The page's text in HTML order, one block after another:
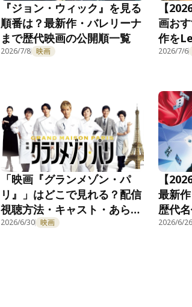
『ジョン・ウィック』を見る
順番は？最新作・バレリーナ
まで歴代映画の公開順一覧
2026/7/8 映画
【
画お
作を
2026/7/6
「映画『グランメゾン・パ
リ』」はどこで見れる？配信
視聴方法・キャスト・あらす
じを紹介
2026/6/30 映画
【
最新
歴代
2026/6/26